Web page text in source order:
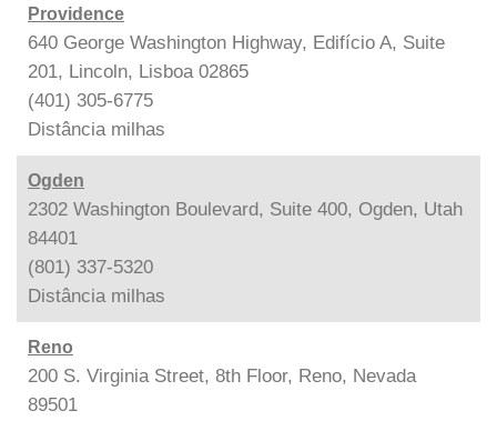
Providence
640 George Washington Highway, Edifício A, Suite
201, Lincoln, Lisboa 02865
(401) 305-6775
Distância milhas
Ogden
2302 Washington Boulevard, Suite 400, Ogden, Utah
84401
(801) 337-5320
Distância milhas
Reno
200 S. Virginia Street, 8th Floor, Reno, Nevada
89501